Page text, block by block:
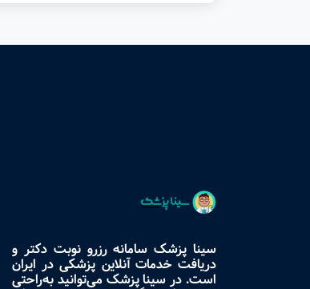
سینا پزشک سامانه رزرو نوبت دکتر و
دریافت خدمات آنلاین پزشکی در ایران
است. در سینا پزشک می‌توانید به‌راحتی